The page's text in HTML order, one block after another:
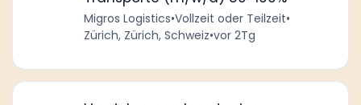
Migros Logistics•Vollzeit oder Teilzeit•
Zürich, Zürich, Schweiz•vor 2Tg